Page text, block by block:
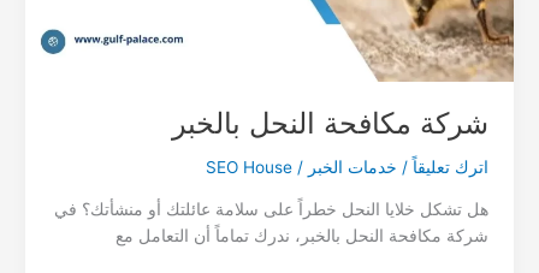
شركة مكافحة النحل بالخبر
اترك تعليقاً / خدمات الخبر /
SEO House
هل تشكل خلايا النحل خطراً على سلامة عائلتك أو منشأتك؟ في
شركة مكافحة النحل بالخبر، ندرك تماماً أن التعامل مع